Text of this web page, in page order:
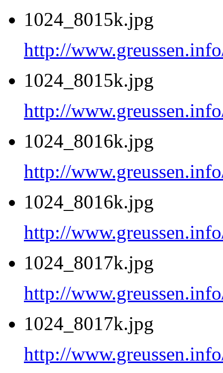
1024_8015k.jpg
http://
1024_8015k.jpg
http://
1024_8016k.jpg
http://
1024_8016k.jpg
http://
1024_8017k.jpg
http://
1024_8017k.jpg
http://